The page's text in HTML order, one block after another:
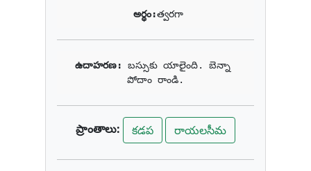
అర్థం:త్వరగా
ఉదాహరణ: బస్సుకు యాలైంది. బెన్నా
పోదాం రాండి.
ప్రాంతాలు: కడప రాయలసీమ